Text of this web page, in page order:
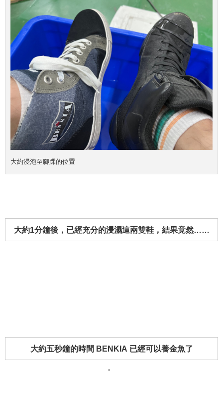
大約浸泡至腳踝的位置
大約1分鐘後，已經充分的浸濕這兩雙鞋，結果竟然……
大約五秒鐘的時間 BENKIA 已經可以養金魚了